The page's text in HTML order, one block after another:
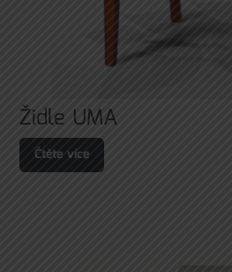
Židle UMA
Čtěte více